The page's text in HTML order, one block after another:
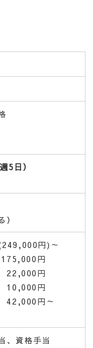
5日）
）
円)～
円
円
円
42,000円～
、資格手当